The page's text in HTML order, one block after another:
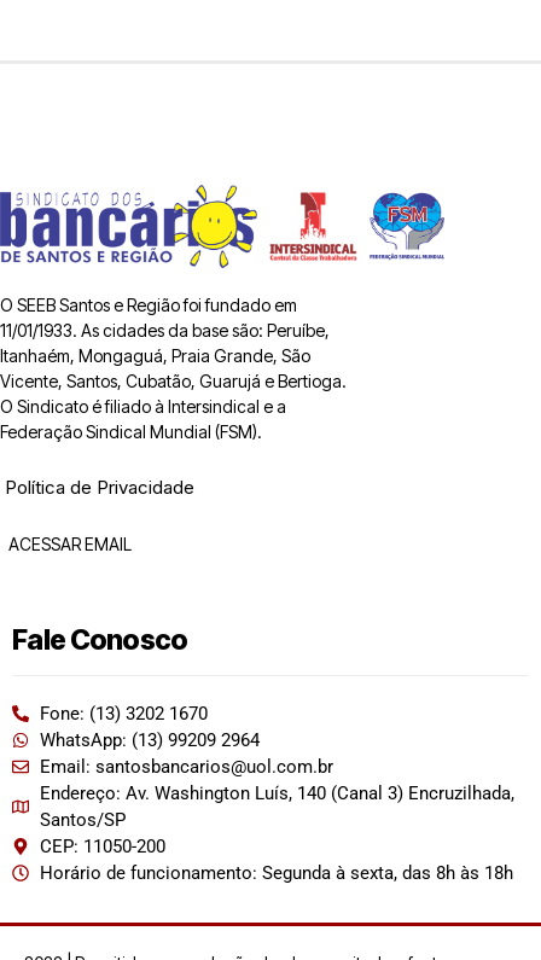
O SEEB Santos e Região foi fundado em
11/01/1933. As cidades da base são: Peruíbe,
Itanhaém, Mongaguá, Praia Grande, São
Vicente, Santos, Cubatão, Guarujá e Bertioga.
O Sindicato é filiado à Intersindical e a
Federação Sindical Mundial (FSM).
Política de Privacidade
ACESSAR EMAIL
Fale Conosco
Fone: (13) 3202 1670
WhatsApp: (13) 99209 2964
Email: santosbancarios@uol.com.br
Endereço: Av. Washington Luís, 140 (Canal 3) Encruzilhada,
Santos/SP
CEP: 11050-200
Horário de funcionamento: Segunda à sexta, das 8h às 18h